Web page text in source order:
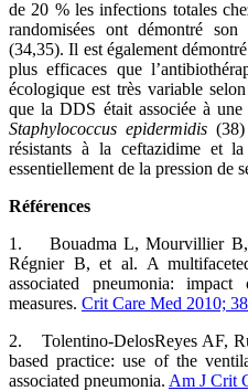
de 20 % les infections totales
randomisées ont démontré
(34,35). Il est également
plus efficaces que
écologique est très variable
que la DDS était associée à
Staphylococcus epidermidis
résistants à la ceftazidime et
essentiellement de la pression de
Références
1. Bouadma L, Mourvillier
Régnier B, et al. A
associated pneumonia:
measures. Crit Care Med 2010;
2. Tolentino-DelosReyes AF,
based practice: use of the
associated pneumonia. Am J Crit